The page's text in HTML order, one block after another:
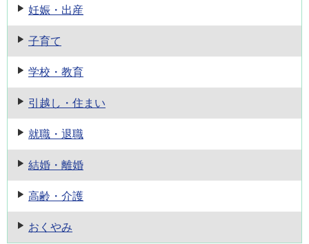
妊娠・出産
子育て
学校・教育
引越し・住まい
就職・退職
結婚・離婚
高齢・介護
おくやみ